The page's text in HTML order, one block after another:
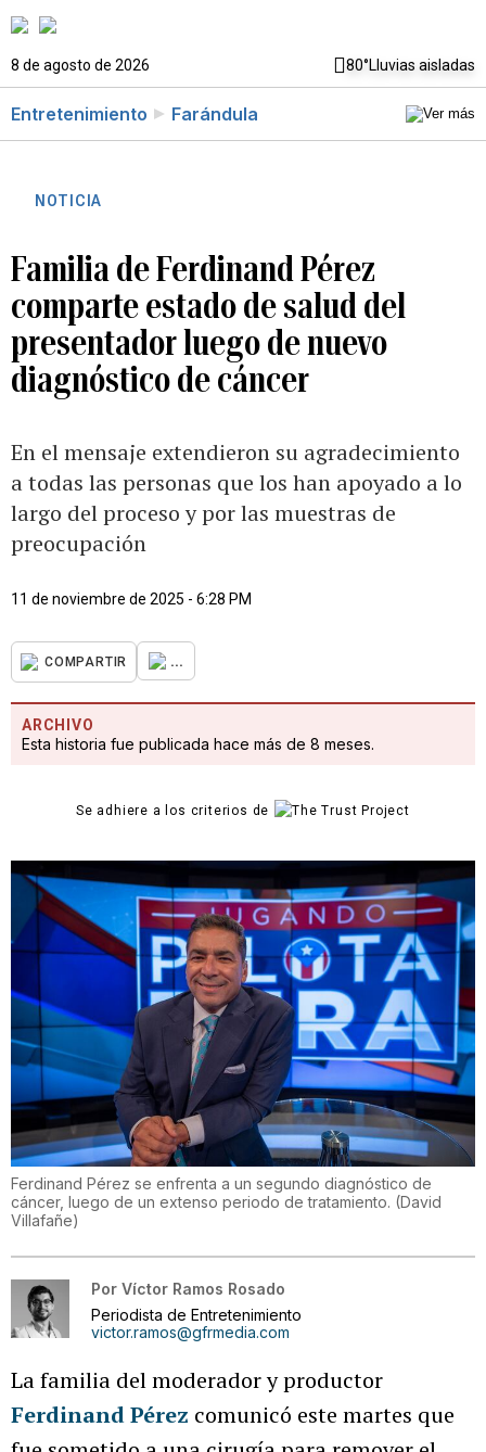
8 de agosto de 2026 80°Lluvias aisladas
Entretenimiento Farándula
NOTICIA
Familia de Ferdinand Pérez
comparte estado de salud del
presentador luego de nuevo
diagnóstico de cáncer
En el mensaje extendieron su agradecimiento
a todas las personas que los han apoyado a lo
largo del proceso y por las muestras de
preocupación
11 de noviembre de 2025 - 6:28 PM
COMPARTIR ...
ARCHIVO
Esta historia fue publicada hace más de 8 meses.
Se adhiere a los criterios de
Ferdinand Pérez se enfrenta a un segundo diagnóstico de
cáncer, luego de un extenso periodo de tratamiento. (David
Villafañe)
Por Víctor Ramos Rosado
Periodista de Entretenimiento
victor.ramos@gfrmedia.com
La familia del moderador y productor
Ferdinand Pérez comunicó este martes que